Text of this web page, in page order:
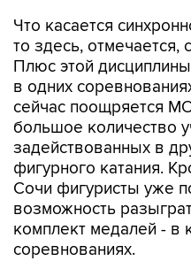
Что касается
то здесь,
Плюс этой
в одних
сейчас поощряется
большое количество
задействованных в
фигурного катания.
Сочи фигуристы уже
возможность
комплект медалей - в
соревнованиях.